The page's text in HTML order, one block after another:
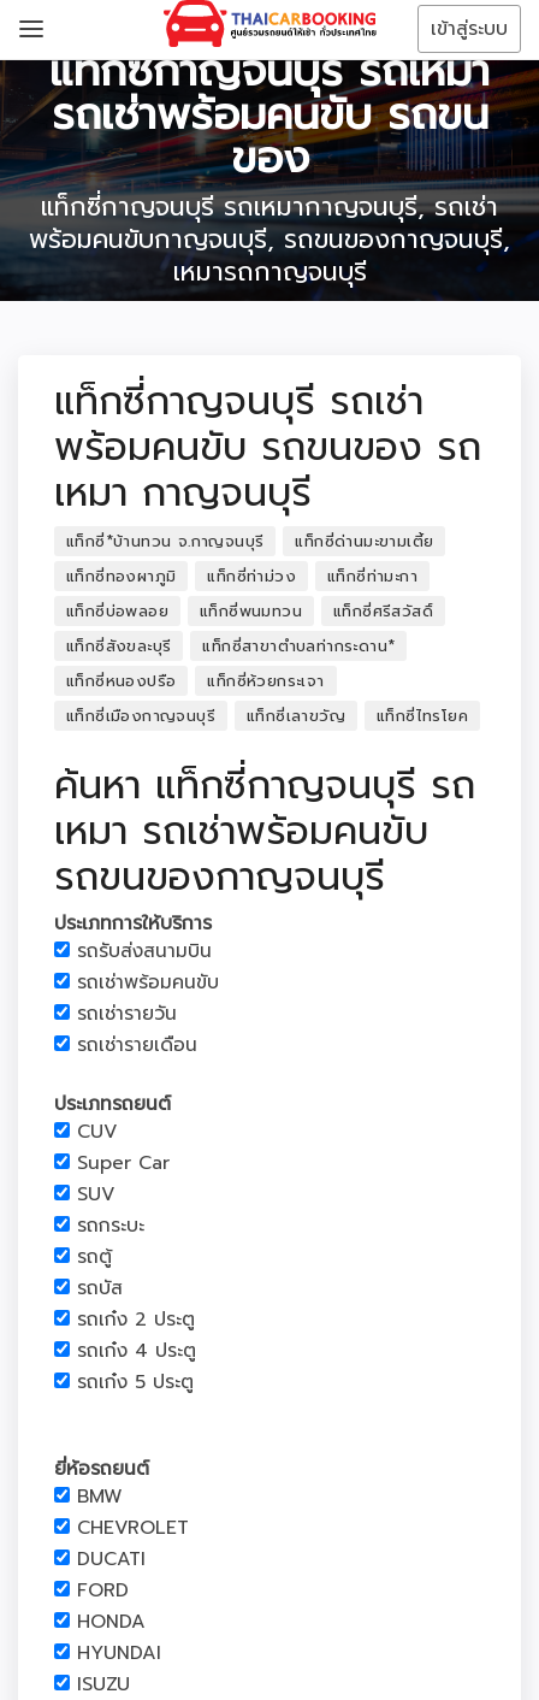
เข้าสู่ระบบ
แท็กซี่กาญจนบุรี รถเหมา
รถเช่าพร้อมคนขับ รถขน
ของ
แท็กซี่กาญจนบุรี รถเหมากาญจนบุรี, รถเช่า
พร้อมคนขับกาญจนบุรี, รถขนของกาญจนบุรี,
เหมารถกาญจนบุรี
แท็กซี่กาญจนบุรี รถเช่า
พร้อมคนขับ รถขนของ รถ
เหมา กาญจนบุรี
แท็กซี่*บ้านทวน จ.กาญจนบุรี
แท็กซี่ด่านมะขามเตี้ย
แท็กซี่ทองผาภูมิ
แท็กซี่ท่าม่วง
แท็กซี่ท่ามะกา
แท็กซี่บ่อพลอย
แท็กซี่พนมทวน
แท็กซี่ศรีสวัสดิ์
แท็กซี่สังขละบุรี
แท็กซี่สาขาตำบลท่ากระดาน*
แท็กซี่หนองปรือ
แท็กซี่ห้วยกระเจา
แท็กซี่เมืองกาญจนบุรี
แท็กซี่เลาขวัญ แท็กซี่ไทรโยค
ค้นหา แท็กซี่กาญจนบุรี รถ
เหมา รถเช่าพร้อมคนขับ
รถขนของกาญจนบุรี
ประเภทการให้บริการ
รถรับส่งสนามบิน
รถเช่าพร้อมคนขับ
รถเช่ารายวัน
รถเช่ารายเดือน
ประเภทรถยนต์
CUV
Super Car
SUV
รถกระบะ
รถตู้
รถบัส
รถเก๋ง 2 ประตู
รถเก๋ง 4 ประตู
รถเก๋ง 5 ประตู
ยี่ห้อรถยนต์
BMW
CHEVROLET
DUCATI
FORD
HONDA
HYUNDAI
ISUZU